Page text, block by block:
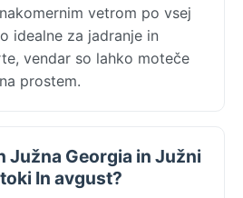
vetrom po vsej
idealne za jadranje in
vendar so lahko moteče
prostem.
Južna Georgia in Južni
In avgust?